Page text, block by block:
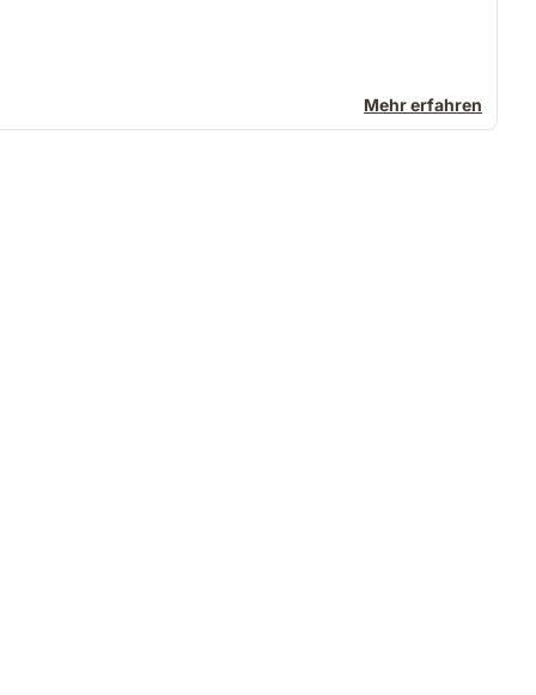
Mehr erfahren